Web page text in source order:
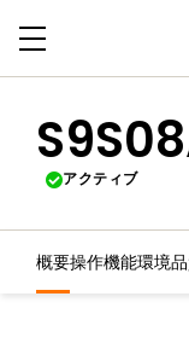
アクティブ
概要操作機能環境